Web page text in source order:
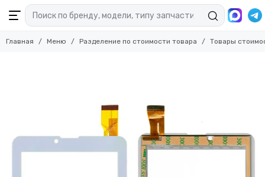
Главная Меню Разделение по стоимости товара Товары